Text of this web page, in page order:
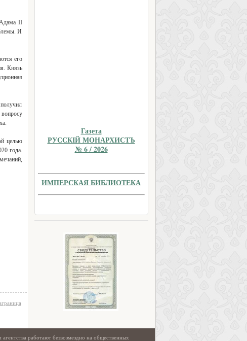
Адама II
И
его
Князь
целью
года.
Газета
РУССКIЙ МОНАРХИСТЪ
№ 6 / 2026
ИМПЕРСКАЯ БИБЛИОТЕКА
работают безвозмездно на общественных